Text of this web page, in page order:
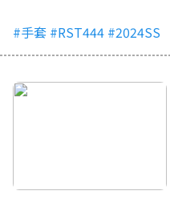
#手套 #RST444 #2024SS